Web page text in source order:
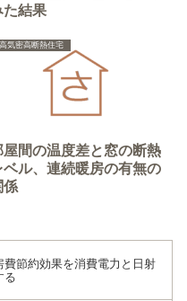
た結果
高気密高断熱住宅
屋間の温度差と窓の断熱
ベル、連続暖房の有無の
係
費節約効果を消費電力と日射
る